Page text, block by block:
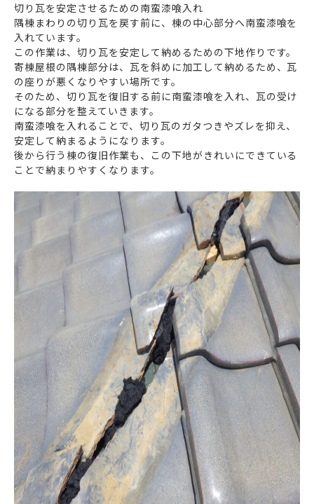
切り瓦を安定させるための南蛮漆喰入れ
隅棟まわりの切り瓦を戻す前に、棟の中心部分へ南蛮漆喰を
入れています。
この作業は、切り瓦を安定して納めるための下地作りです。
寄棟屋根の隅棟部分は、瓦を斜めに加工して納めるため、瓦
の座りが悪くなりやすい場所です。
そのため、切り瓦を復旧する前に南蛮漆喰を入れ、瓦の受け
になる部分を整えていきます。
南蛮漆喰を入れることで、切り瓦のガタつきやズレを抑え、
安定して納まるようになります。
後から行う棟の復旧作業も、この下地がきれいにできている
ことで納まりやすくなります。